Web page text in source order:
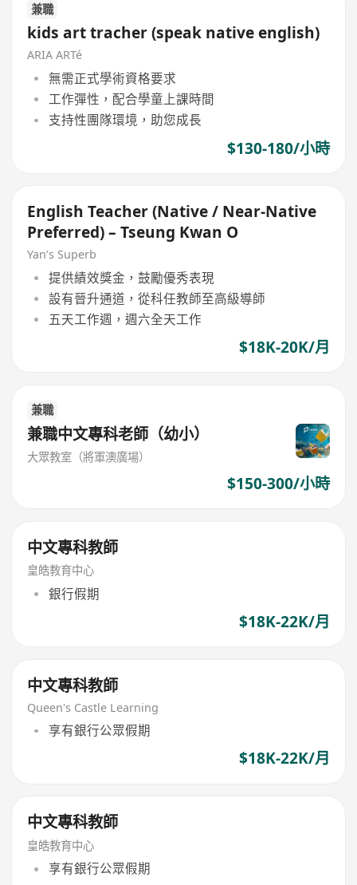
兼職
kids art tracher (speak native english)
ARIA ARTé
無需正式學術資格要求
工作彈性，配合學童上課時間
支持性團隊環境，助您成長
$130-180/小時
English Teacher (Native / Near-Native
Preferred) – Tseung Kwan O
Yan’s Superb
提供績效獎金，鼓勵優秀表現
設有晉升通道，從科任教師至高級導師
五天工作週，週六全天工作
$18K-20K/月
兼職
兼職中文專科老師（幼小）
大眾教室（將軍澳廣場）
$150-300/小時
中文專科教師
皇皓教育中心
銀行假期
$18K-22K/月
中文專科教師
Queen's Castle Learning
享有銀行公眾假期
$18K-22K/月
中文專科教師
皇皓教育中心
享有銀行公眾假期